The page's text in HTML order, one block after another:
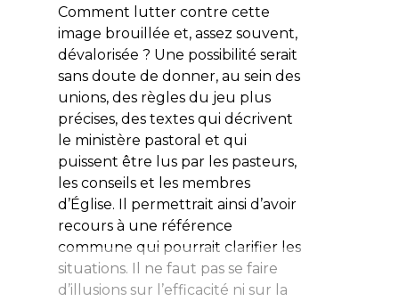
Comment lutter contre cette
image brouillée et, assez souvent,
dévalorisée ? Une possibilité serait
sans doute de donner, au sein des
unions, des règles du jeu plus
précises, des textes qui décrivent
le ministère pastoral et qui
puissent être lus par les pasteurs,
les conseils et les membres
d’Église. Il permettrait ainsi d’avoir
recours à une référence
commune qui pourrait clarifier les
situations. Il ne faut pas se faire
d’illusions sur l’efficacité ni sur la